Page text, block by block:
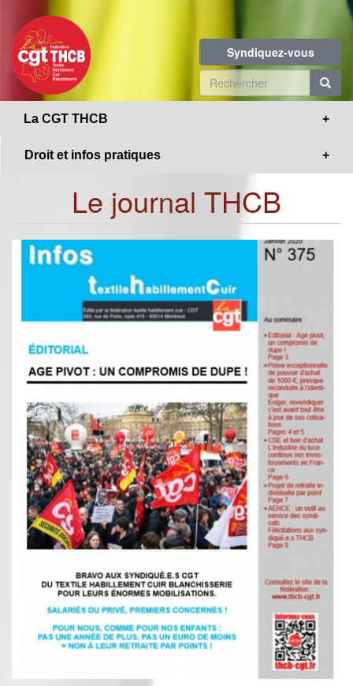
contenu
principal
Syndiquez-vous
Formulaire
de
La CGT THCB
Droit et infos pratiques
Le journal THCB